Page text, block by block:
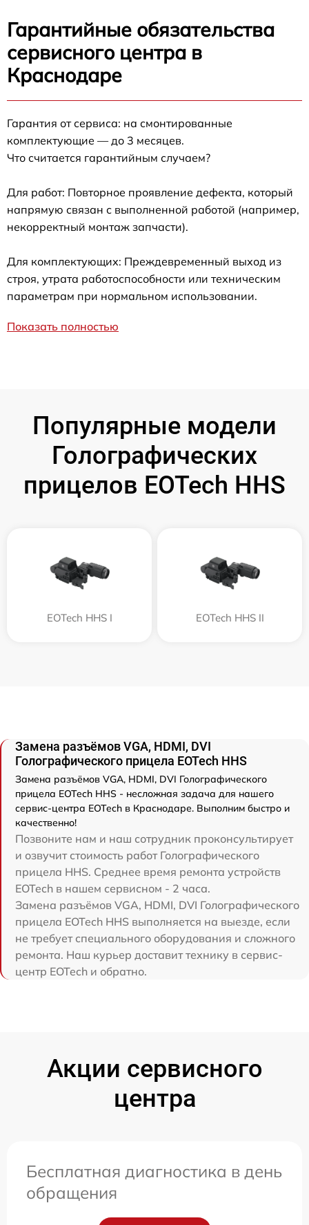
Гарантийные обязательства
сервисного центра в
Краснодаре
Гарантия от сервиса: на смонтированные
комплектующие — до 3 месяцев.
Что считается гарантийным случаем?
Для работ: Повторное проявление дефекта, который
напрямую связан с выполненной работой (например,
некорректный монтаж запчасти).
Для комплектующих: Преждевременный выход из
строя, утрата работоспособности или техническим
параметрам при нормальном использовании.
Показать полностью
Популярные модели
Голографических
прицелов EOTech HHS
EOTech HHS I EOTech HHS II
Замена разъёмов VGA, HDMI, DVI
Голографического прицела EOTech HHS
Замена разъёмов VGA, HDMI, DVI Голографического
прицела EOTech HHS - несложная задача для нашего
сервис-центра EOTech в Краснодаре. Выполним быстро и
качественно!
Позвоните нам и наш сотрудник проконсультирует
и озвучит стоимость работ Голографического
прицела HHS. Среднее время ремонта устройств
EOTech в нашем сервисном - 2 часа.
Замена разъёмов VGA, HDMI, DVI Голографического
прицела EOTech HHS выполняется на выезде, если
не требует специального оборудования и сложного
ремонта. Наш курьер доставит технику в сервис-
центр EOTech и обратно.
Акции сервисного
центра
Бесплатная диагностика в день
обращения